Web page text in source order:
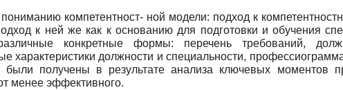
компетентност- ной модели: подход к
к ней же как к основанию для подготовки и обучения
конкретные формы: перечень требований,
характеристики должности и специальности,
получены в результате анализа ключевых моментов
менее эффективного.